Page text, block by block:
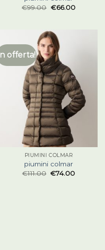
€99.00 €66.00
In offerta!
PIUMINI COLMAR
piumini colmar
€111.00 €74.00